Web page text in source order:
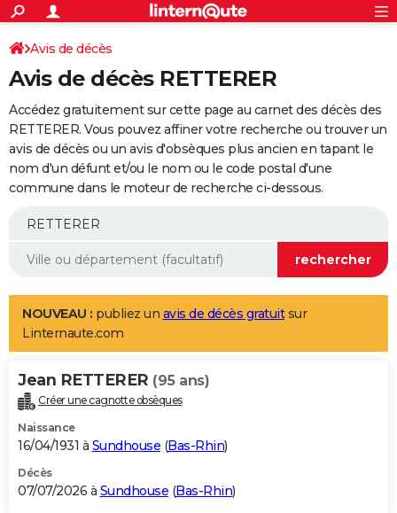
ACTUALITÉS
Politique
Société
Faits Divers
Education
Monde
Villes
+
SPORT
Coupe du monde 2026
Football
Tennis
Cyclisme
Rugby
Forum
Programme TV
TNT
Streaming
Cinéma
Sorties cinéma
Musique
+
FINANCE
Retraite
Epargne
Immobilier
Risques naturels par ville
Banque
Assurance
AUTO
Essais
Réserver un essai
Citadines
Berlines
SUV
Forum auto
+
Mobiles
Meilleur smartphone
Internet
Ordinateurs
Jeux vidéo
Guide high-tech
Aménagement intérieur
LIFESTYLE
Art de vivre
Bien-être
Loisirs
Mode
Modes de vie
Alimentation
Guide de la santé
Maladies
Médicaments
Sommeil
VOYAGE
Destinations
City break
Voyage nature
Voyage de noces
Forum
Climat
+PHOTO
GUIDES D'ACHAT
BONS PLANS
Avis de décès
Avis de décès RETTERER
Accédez gratuitement sur cette page au carnet des décès des
RETTERER. Vous pouvez affiner votre recherche ou trouver un
avis de décès ou un avis d'obsèques plus ancien en tapant le
nom d'un défunt et/ou le nom ou le code postal d'une
commune dans le moteur de recherche ci-dessous.
NOUVEAU : publiez un avis de décès gratuitsur
Linternaute.com
Jean RETTERER (95 ans)
Créer une cagnotte obsèques
Naissance
16/04/1931 à Sundhouse (Bas-Rhin)
Décès
07/07/2026 à Sundhouse (Bas-Rhin)